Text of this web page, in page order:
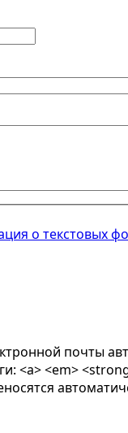
о текстовых
почты
<a> <em>